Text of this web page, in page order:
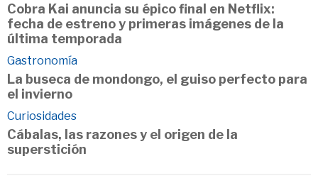
Cobra Kai anuncia su épico final en Netflix:
fecha de estreno y primeras imágenes de la
última temporada
Gastronomía
La buseca de mondongo, el guiso perfecto para
el invierno
Curiosidades
Cábalas, las razones y el origen de la
superstición